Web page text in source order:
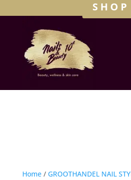
SHOP
Home/ GROOTHANDEL NAIL